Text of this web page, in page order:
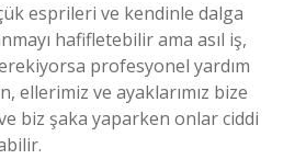
esprileri ve kendinle dalga
hafifletebilir ama asıl iş,
profesyonel yardım
ellerimiz ve ayaklarımız bize
biz şaka yaparken onlar ciddi